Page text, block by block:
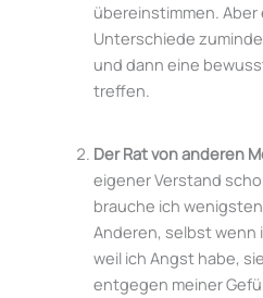
übereinstimmen. Aber
Unterschiede
und dann eine
treffen.
Der Rat von anderen
eigener Verstand
brauche ich
Anderen, selbst wenn
weil ich Angst habe,
entgegen meiner